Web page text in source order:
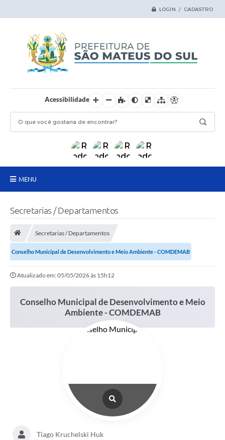
LOGIN / CADASTRO
Acessibilidade
MENU
Transparência
Turismo
Secretarias / Departamentos
Secretarias / Departamentos
Conselho Municipal de Desenvolvimento e Meio Ambiente - COMDEMAB
Atualizado em: 05/05/2026 às 15h12
Conselho Municipal de Desenvolvimento e Meio
Ambiente - COMDEMAB
Tiago Kruchelski Huk